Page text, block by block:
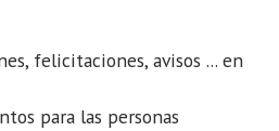
felicitaciones, avisos ... en
para las personas